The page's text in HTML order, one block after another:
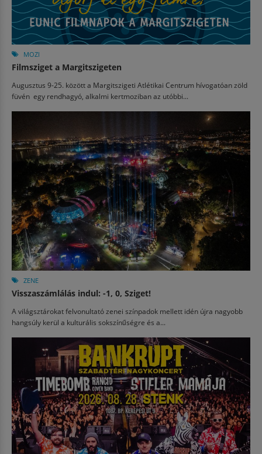
MOZI
Filmsziget a Margitszigeten
Augusztus 9-25. között a Margitszigeti Atlétikai Centrum hívogatóan zöld
füvén egy rendhagyó, alkalmi kertmoziban az utóbbi...
ZENE
Visszaszámlálás indul: -1, 0, Sziget!
A világsztárokat felvonultató zenei színpadok mellett idén újra nagyobb
hangsúly kerül a kulturális sokszínűségre és a...